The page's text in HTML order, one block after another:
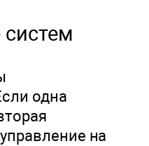
одна
на